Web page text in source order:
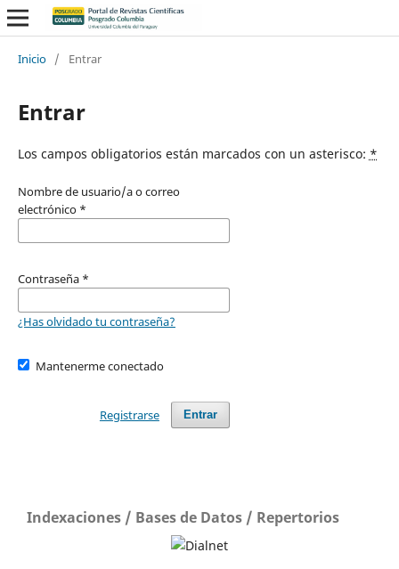
Inicio / Entrar
Entrar
Los campos obligatorios están marcados con un asterisco: *
Nombre de usuario/a o correo
electrónico *
Contraseña *
¿Has olvidado tu contraseña?
Mantenerme conectado
Entrar
Registrarse
Indexaciones / Bases de Datos / Repertorios